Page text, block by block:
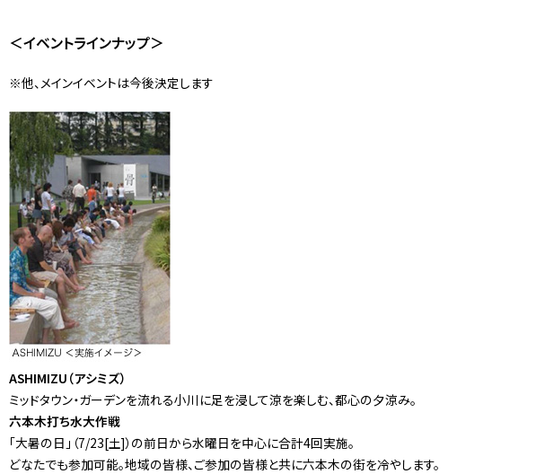
＜イベントラインナップ＞
※他、メインイベントは今後決定します
ASHIMIZU（アシミズ）
ミッドタウン・ガーデンを流れる小川に足を浸して涼を楽しむ、都心の夕涼み。
六本木打ち水大作戦
「大暑の日」（7/23[土]）の前日から水曜日を中心に合計4回実施。
どなたでも参加可能。地域の皆様、ご参加の皆様と共に六本木の街を冷やします。